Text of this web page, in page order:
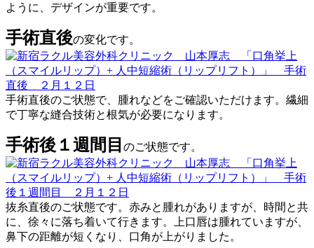
ように、デザインが重要です。
手術直後の変化です。
手術直後のご状態で、腫れなどをご確認いただけます。繊細
で丁寧な縫合技術と根気が必要になります。
手術後１週間目 のご状態です。
抜糸直後のご状態です。赤みと腫れがありますが、時間と共
に、徐々に落ち着いて行きます。上口唇は腫れていますが、
鼻下の距離が短くなり、口角が上がりました。